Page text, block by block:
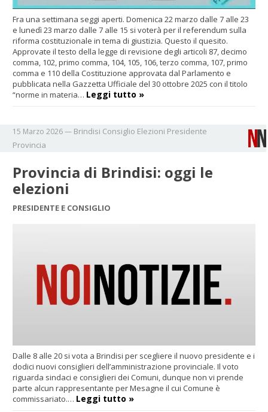
Fra una settimana seggi aperti. Domenica 22 marzo dalle 7 alle 23
e lunedì 23 marzo dalle 7 alle 15 si voterà per il referendum sulla
riforma costituzionale in tema di giustizia. Questo il quesito.
Approvate il testo della legge di revisione degli articoli 87, decimo
comma, 102, primo comma, 104, 105, 106, terzo comma, 107, primo
comma e 110 della Costituzione approvata dal Parlamento e
pubblicata nella Gazzetta Ufficiale del 30 ottobre 2025 con il titolo
“norme in materia… Leggi tutto »
15 Marzo 2026— Brindisi Consiglio Elezioni Presidente
Provincia
Provincia di Brindisi: oggi le
elezioni
PRESIDENTE E CONSIGLIO
Dalle 8 alle 20 si vota a Brindisi per scegliere il nuovo presidente e i
dodici nuovi consiglieri dell’amministrazione provinciale. Il voto
riguarda sindaci e consiglieri dei Comuni, dunque non vi prende
parte alcun rappresentante per Mesagne il cui Comune è
commissariato.… Leggi tutto »